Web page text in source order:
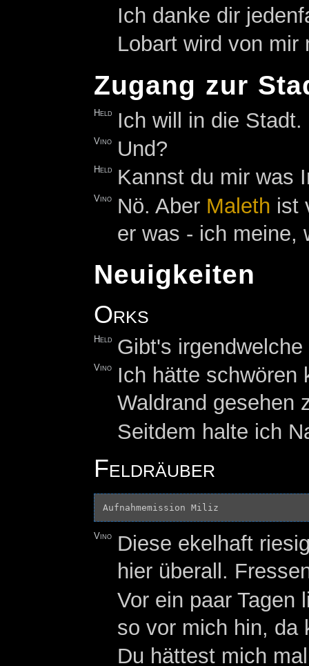
Ich danke dir
Lobart wird von mir
Zugang zur
Held Ich will in die Stadt.
Vino Und?
Held Kannst du mir was
Vino Nö. Aber Maleth ist
er was - ich meine,
Neuigkeiten
Orks
Held Gibt's
Vino
Ich hätte schwören
Waldrand gesehen
Seitdem halte ich
Feldräuber
Vino
Diese ekelhaft
hier überall.
Vor ein paar Tagen
so vor mich hin, da
Du hättest mich